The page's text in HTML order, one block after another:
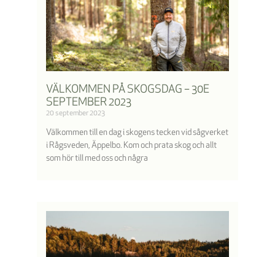
VÄLKOMMEN PÅ SKOGSDAG – 30E
SEPTEMBER 2023
20 september 2023
Välkommen till en dag i skogens tecken vid sågverket
i Rågsveden, Äppelbo. Kom och prata skog och allt
som hör till med oss och några